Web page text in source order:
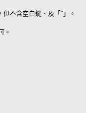
不含空白鍵、及「"」。
。